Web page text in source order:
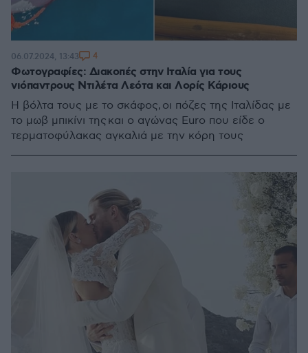
Φωτογραφίες: Διακοπές στην Ιταλία για τους
νιόπαντρους Ντιλέτα Λεότα και Λορίς Κάριους
Η βόλτα τους με το σκάφος, οι πόζες της Ιταλίδας με
το μωβ μπικίνι της και ο αγώνας Euro που είδε ο
τερματοφύλακας αγκαλιά με την κόρη τους
06.07.2024, 13:43 4